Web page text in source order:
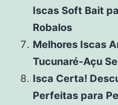
Iscas Soft Bait
Robalos
Melhores Iscas
Tucunaré-Açu
Isca Certa!
Perfeitas para